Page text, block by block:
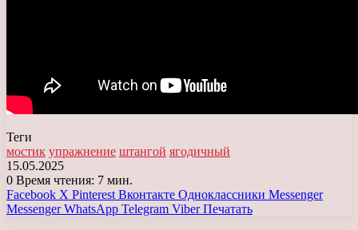
Теги
мостик упражнение штангой ягодичный
15.05.2025
0 Время чтения: 7 мин.
Facebook X Pinterest Вконтакте Одноклассники Messenger
Messenger WhatsApp Telegram Viber Печатать